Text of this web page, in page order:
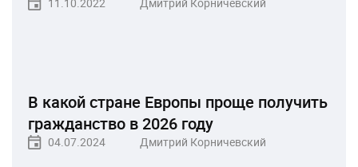
В какой стране Европы проще получить
гражданство в 2026 году
04.07.2024 Дмитрий Корничевский